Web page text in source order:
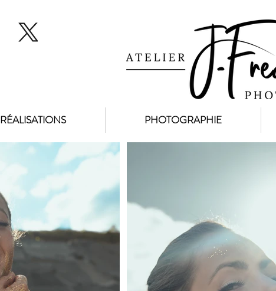
RÉALISATIONS PHOTOGRAPHIE